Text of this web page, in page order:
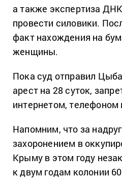
а также экспертиза
провести силовики.
факт нахождения на
женщины.
Пока суд отправил
арест на 28 суток,
интернетом, телефоном
Напомним, что за
захоронением в
Крыму в этом году
к двум годам колонии